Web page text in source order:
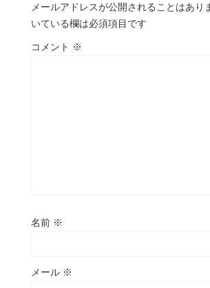
メールアドレスが公開されることはあり
いている欄は必須項目です
コメント ※
名前 ※
メール ※